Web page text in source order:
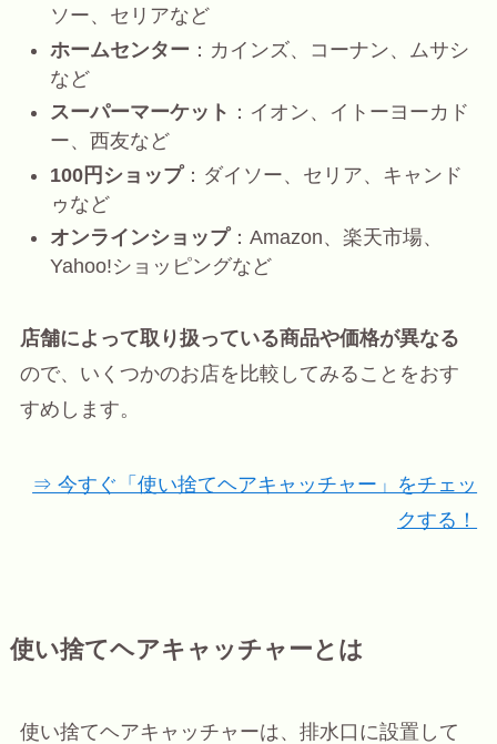
ソー、セリアなど
ホームセンター ：カインズ、コーナン、ムサシ
など
スーパーマーケット ：イオン、イトーヨーカド
ー、西友など
100円ショップ：ダイソー、セリア、キャンド
ゥなど
オンラインショップ：Amazon、楽天市場、
Yahoo!ショッピングなど
店舗によって取り扱っている商品や価格が異なる
ので、いくつかのお店を比較してみることをおす
すめします。
⇒ 今すぐ「使い捨てヘアキャッチャー」をチェッ
クする！
使い捨てヘアキャッチャーとは
使い捨てヘアキャッチャーは、排水口に設置して